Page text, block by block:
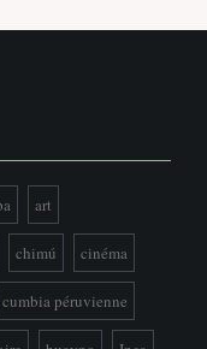
art
chimú cinéma
cumbia péruvienne